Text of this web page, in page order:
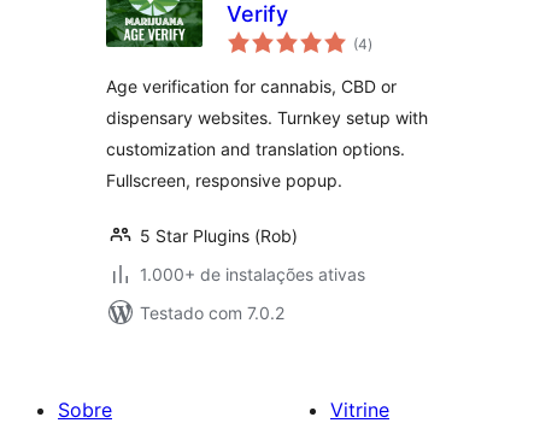
Verify
(4total
de
)
Age verification for cannabis, CBD or
dispensary websites. Turnkey setup with
customization and translation options.
Fullscreen, responsive popup.
5 Star Plugins (Rob)
1.000+ de instalações ativas
Testado com 7.0.2
Sobre
Vitrine